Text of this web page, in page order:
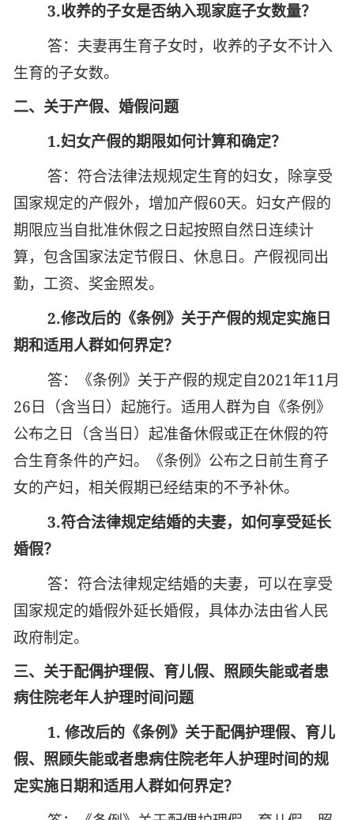
3.收养的子女是否纳入现家庭子女数量？
答：夫妻再生育子女时，收养的子女不计入
生育的子女数。
二、关于产假、婚假问题
1.妇女产假的期限如何计算和确定？
答：符合法律法规规定生育的妇女，除享受
国家规定的产假外，增加产假60天。妇女产假的
期限应当自批准休假之日起按照自然日连续计
算，包含国家法定节假日、休息日。产假视同出
勤，工资、奖金照发。
2.修改后的《条例》关于产假的规定实施日
期和适用人群如何界定？
答：
《条例》关于产假的规定自2021年11月
26日（含当日）起施行。适用人群为自《条例》
公布之日（含当日）起准备休假或正在休假的符
合生育条件的产妇。《条例》 公布之日前生育子
女的产妇， 相关假期已经结束的不予补休。
3.符合法律规定结婚的夫妻，如何享受延长
婚假？
答：符合法律规定结婚的夫妻，可以在享受
国家规定的婚假外延长婚假，具体办法由省人民
政府制定。
三、关于配偶护理假、育儿假、照顾失能或者患
病住院老年人护理时间问题
1. 修改后的《条例》关于配偶护理假、育儿
假、照顾失能或者患病住院老年人护理时间的规
定实施日期和适用人群如何界定？